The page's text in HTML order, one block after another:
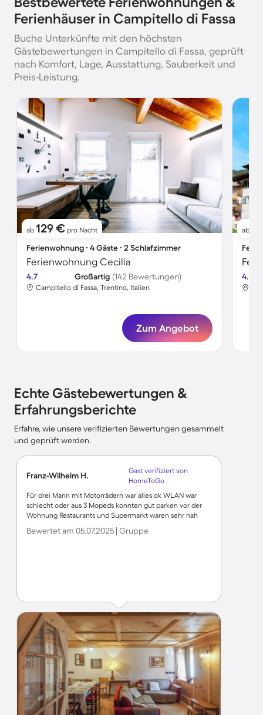
Ferienhäuser in Campitello di Fassa
Buche Unterkünfte mit den höchsten
Gästebewertungen in Campitello di Fassa, geprüft
nach Komfort, Lage, Ausstattung, Sauberkeit und
Preis-Leistung.
ab 129 € pro Nacht
Ferienwohnung ∙ 4 Gäste ∙ 2 Schlafzimmer
Ferienwohnung Cecilia
4.7 Großartig (142 Bewertungen)
Campitello di Fassa, Trentino, Italien
Zum Angebot
ab
4.6
Echte Gästebewertungen &
Erfahrungsberichte
Erfahre, wie unsere verifizierten Bewertungen gesammelt
und geprüft werden.
Franz-Wilhelm H.
Gast verifiziert von
HomeToGo
Für drei Mann mit Motorrädern war alles ok WLAN war
schlecht oder aus 3 Mopeds konnten gut parken vor der
Wohnung Restaurants und Supermarkt waren sehr nah
Bewertet am 05.07.2025 | Gruppe